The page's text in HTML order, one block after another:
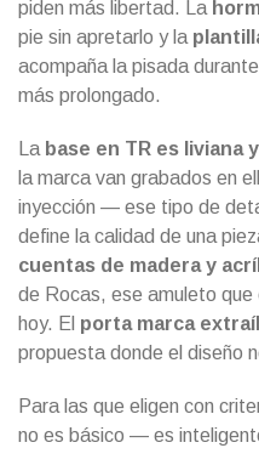
piden más libertad. La
pie sin apretarlo y la
acompaña la pisada
más prolongado.
La base en TR es liviana
la marca van grabados en
inyección — ese tipo de
define la calidad de una
cuentas de madera y
de Rocas, ese amuleto que
hoy. El porta marca
propuesta donde el diseño
Para las que eligen con
no es básico — es